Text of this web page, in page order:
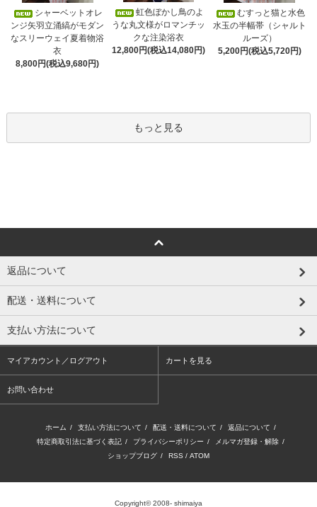
シャーベットオレ
ンジ矢羽立涌縞がモダン
なスリーウェイ夏着物浴
衣
8,800円(税込9,680円)
虹色ぼかし鳥のよ
うな丸文様がロマンチッ
クな注染浴衣
12,800円(税込14,080円)
むすっと猫と水色
水玉の半幅帯（シャルト
ルーズ）
5,200円(税込5,720円)
もっと見る
返品について
配送・送料について
支払い方法について
マイアカウント／ログアウト カートを見る
お問い合わせ
ホーム / 支払い方法について / 配送・送料について / 返品について /
特定商取引法に基づく表記 / プライバシーポリシー / メルマガ登録・解除 /
ショップブログ / RSS / ATOM
Copyright© 2008- shimaiya